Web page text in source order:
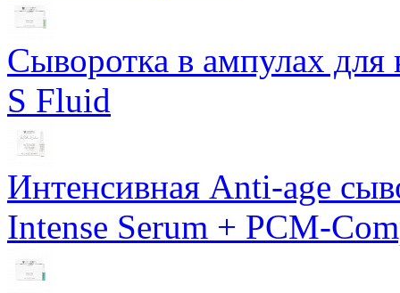
Сыворотка в ампулах для
S Fluid
Интенсивная Anti-age
Intense Serum + PCM-